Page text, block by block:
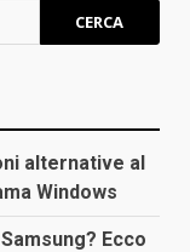
alternative al
Windows
Ecco